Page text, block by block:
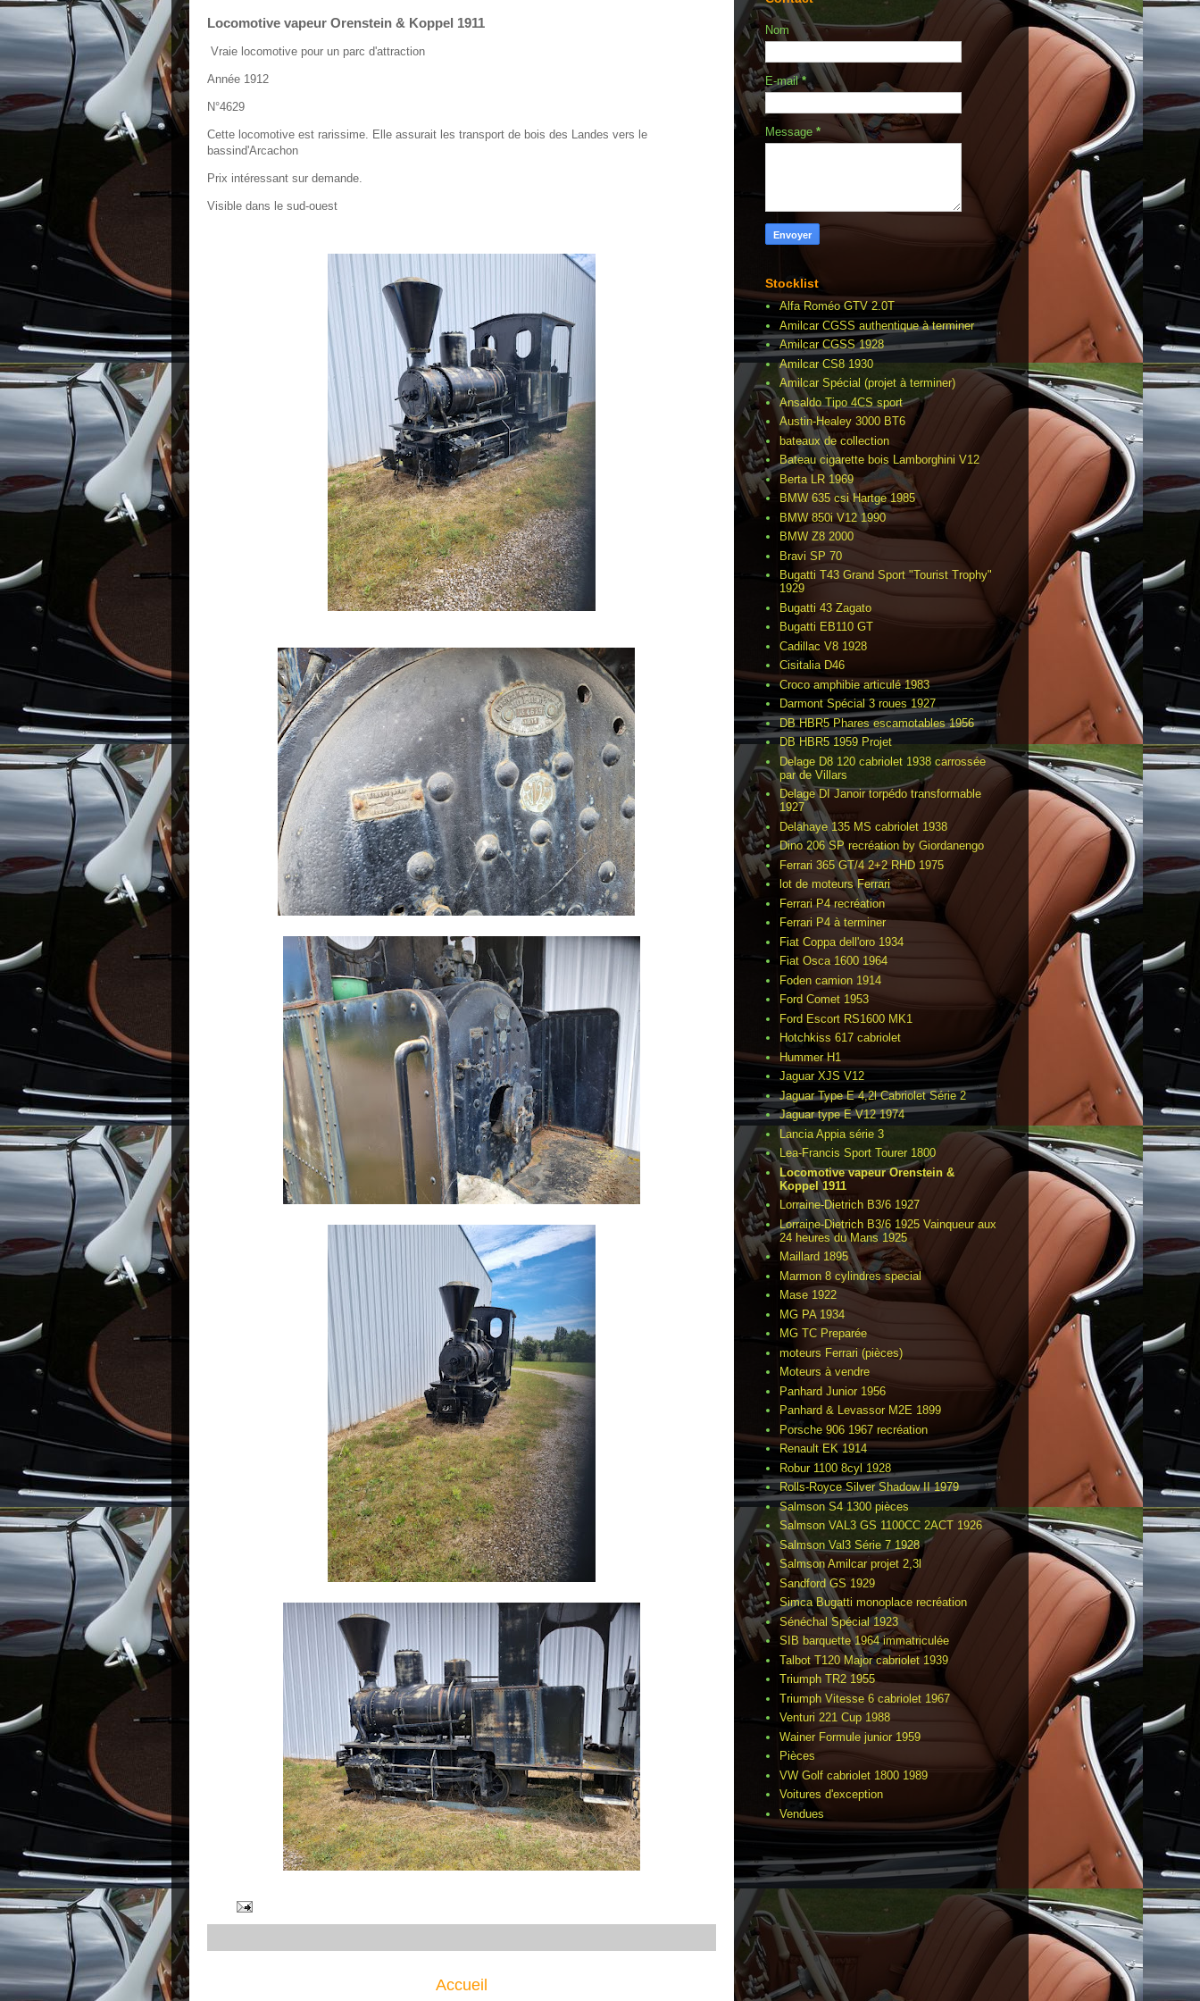
Locomotive vapeur Orenstein & Koppel 1911
Vraie locomotive pour un parc d'attraction
Année 1912
N°4629
Cette locomotive est rarissime. Elle assurait les transport de bois des Landes vers le
bassind'Arcachon
Prix intéressant sur demande.
Visible dans le sud-ouest
Accueil
Nom
E-mail*
Message *
Stocklist
Alfa Roméo GTV 2.0T
Amilcar CGSS authentique à terminer
Amilcar CGSS 1928
Amilcar CS8 1930
Amilcar Spécial (projet à terminer)
Ansaldo Tipo 4CS sport
Austin-Healey 3000 BT6
bateaux de collection
Bateau cigarette bois Lamborghini V12
Berta LR 1969
BMW 635 csi Hartge 1985
BMW 850i V12 1990
BMW Z8 2000
Bravi SP 70
Bugatti T43 Grand Sport "Tourist Trophy"
1929
Bugatti 43 Zagato
Bugatti EB110 GT
Cadillac V8 1928
Cisitalia D46
Croco amphibie articulé 1983
Darmont Spécial 3 roues 1927
DB HBR5 Phares escamotables 1956
DB HBR5 1959 Projet
Delage D8 120 cabriolet 1938 carrossée
par de Villars
Delage DI Janoir torpédo transformable
1927
Delahaye 135 MS cabriolet 1938
Dino 206 SP recréation by Giordanengo
Ferrari 365 GT/4 2+2 RHD 1975
lot de moteurs Ferrari
Ferrari P4 recréation
Ferrari P4 à terminer
Fiat Coppa dell'oro 1934
Fiat Osca 1600 1964
Foden camion 1914
Ford Comet 1953
Ford Escort RS1600 MK1
Hotchkiss 617 cabriolet
Hummer H1
Jaguar XJS V12
Jaguar Type E 4,2l Cabriolet Série 2
Jaguar type E V12 1974
Lancia Appia série 3
Lea-Francis Sport Tourer 1800
Locomotive vapeur Orenstein &
Koppel 1911
Lorraine-Dietrich B3/6 1927
Lorraine-Dietrich B3/6 1925 Vainqueur aux
24 heures du Mans 1925
Maillard 1895
Marmon 8 cylindres special
Mase 1922
MG PA 1934
MG TC Preparée
moteurs Ferrari (pièces)
Moteurs à vendre
Panhard Junior 1956
Panhard & Levassor M2E 1899
Porsche 906 1967 recréation
Renault EK 1914
Robur 1100 8cyl 1928
Rolls-Royce Silver Shadow II 1979
Salmson S4 1300 pièces
Salmson VAL3 GS 1100CC 2ACT 1926
Salmson Val3 Série 7 1928
Salmson Amilcar projet 2,3l
Sandford GS 1929
Simca Bugatti monoplace recréation
Sénéchal Spécial 1923
SIB barquette 1964 immatriculée
Talbot T120 Major cabriolet 1939
Triumph TR2 1955
Triumph Vitesse 6 cabriolet 1967
Venturi 221 Cup 1988
Wainer Formule junior 1959
Pièces
VW Golf cabriolet 1800 1989
Voitures d'exception
Vendues